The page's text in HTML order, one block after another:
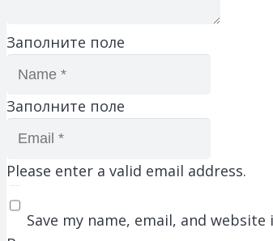
Заполните поле
Заполните поле
Please enter a valid email address.
Save my name, email, and